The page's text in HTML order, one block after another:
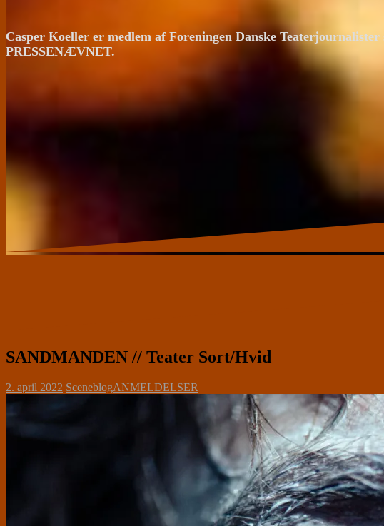
Casper Koeller er medlem af Foreningen Danske
PRESSENÆVNET.
SANDMANDEN // Teater Sort/Hvid
2. april 2022 SceneblogANMELDELSER